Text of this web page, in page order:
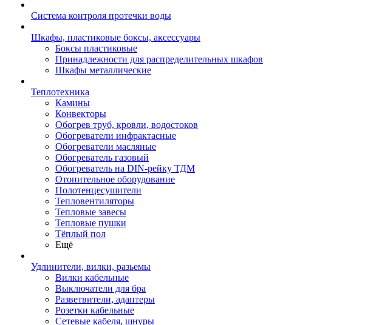
Система контроля протечки воды
Шкафы, пластиковые боксы, аксессуары
Боксы пластиковые
Принадлежности для распределительных шкафов
Шкафы металлические
Теплотехника
Камины
Конвекторы
Обогрев труб, кровли, водостоков
Обогреватели инфрактасные
Обогреватели масляные
Обогреватель газовый
Обогреватель на DIN-рейку ТДМ
Отопительное оборудование
Полотенцесушители
Тепловентиляторы
Тепловые завесы
Тепловые пушки
Тёплый пол
Ещё
Удлинители, вилки, разьемы
Вилки кабельные
Выключатели для бра
Разветвители, адаптеры
Розетки кабельные
Сетевые кабеля, шнуры